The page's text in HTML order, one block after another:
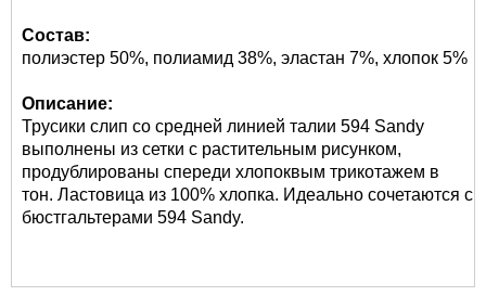
Состав:
полиэстер 50%, полиамид 38%, эластан 7%, хлопок 5%
Описание:
Трусики слип со средней линией талии 594 Sandy
выполнены из сетки с растительным рисунком,
продублированы спереди хлопоквым трикотажем в
тон. Ластовица из 100% хлопка. Идеально сочетаются с
бюстгальтерами 594 Sandy.